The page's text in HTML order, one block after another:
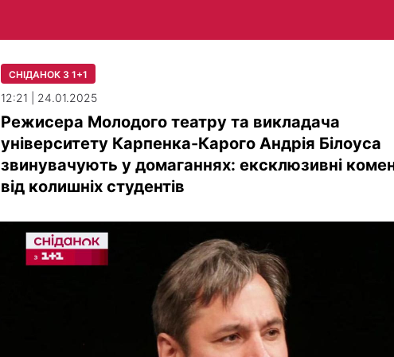
СНІДАНОК З 1+1
12:21 | 24.01.2025
Режисера Молодого театру та викладача
університету Карпенка-Карого Андрія Білоуса
звинувачують у домаганнях: ексклюзивні
від колишніх студентів